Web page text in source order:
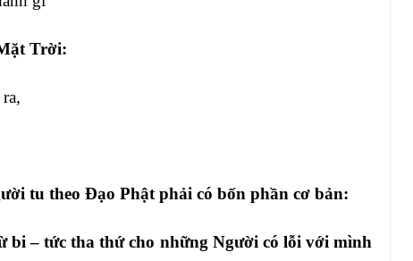
Trời:
tu theo Đạo Phật phải có bốn phần cơbản:
bi – tức tha thứ cho những Người có lỗi với mình